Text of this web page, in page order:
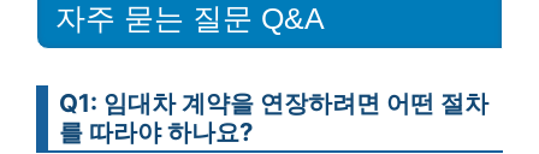
자주 묻는 질문 Q&A
Q1: 임대차 계약을 연장하려면 어떤 절차
를 따라야 하나요?